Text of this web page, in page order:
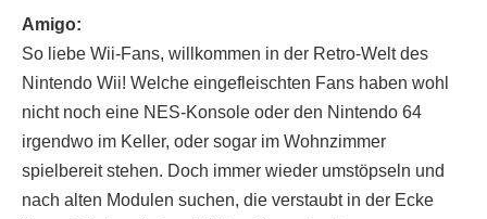
Amigo:
So liebe Wii-Fans, willkommen in der Retro-Welt des
Nintendo Wii! Welche eingefleischten Fans haben wohl
nicht noch eine NES-Konsole oder den Nintendo 64
irgendwo im Keller, oder sogar im Wohnzimmer
spielbereit stehen. Doch immer wieder umstöpseln und
nach alten Modulen suchen, die verstaubt in der Ecke